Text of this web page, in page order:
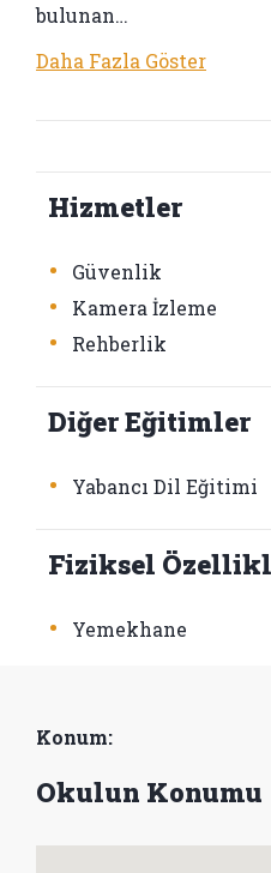
bulunan…
Daha Fazla Göster
Hizmetler
• Güvenlik
• Kamera İzleme
• Rehberlik
Diğer Eğitimler
• Yabancı Dil Eğitimi
Fiziksel
• Yemekhane
Konum:
Okulun Konumu